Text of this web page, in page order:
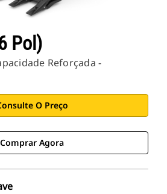
Pol)
Reforçada -
O Preço
Comprar Agora